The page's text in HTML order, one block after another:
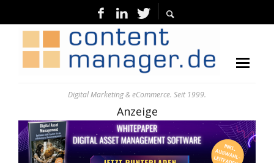
Digital Marketing & eCommerce. Seit 1999.
Anzeige